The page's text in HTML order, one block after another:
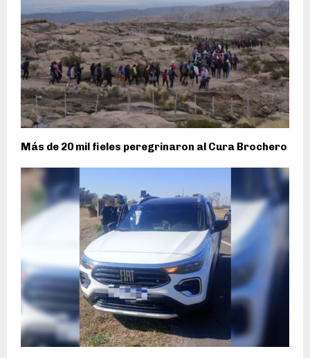
Más de 20 mil fieles peregrinaron al Cura Brochero